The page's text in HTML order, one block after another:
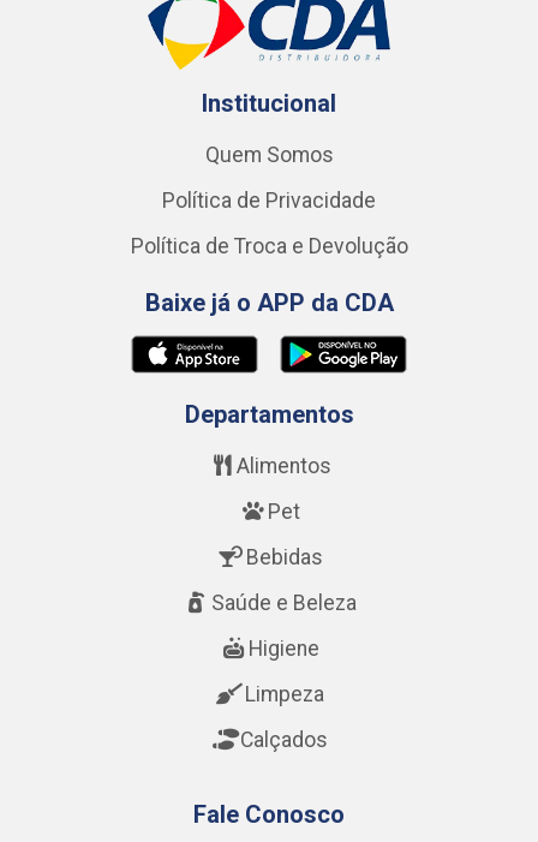
Institucional
Quem Somos
Política de Privacidade
Política de Troca e Devolução
Baixe já o APP da CDA
Departamentos
Alimentos
Pet
Bebidas
Saúde e Beleza
Higiene
Limpeza
Calçados
Fale Conosco